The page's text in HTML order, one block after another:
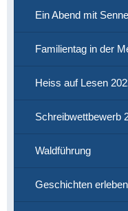
Ein Abend mit
Familientag in der
Heiss auf Lesen
Schreibwettbewerb
Waldführung
Geschichten